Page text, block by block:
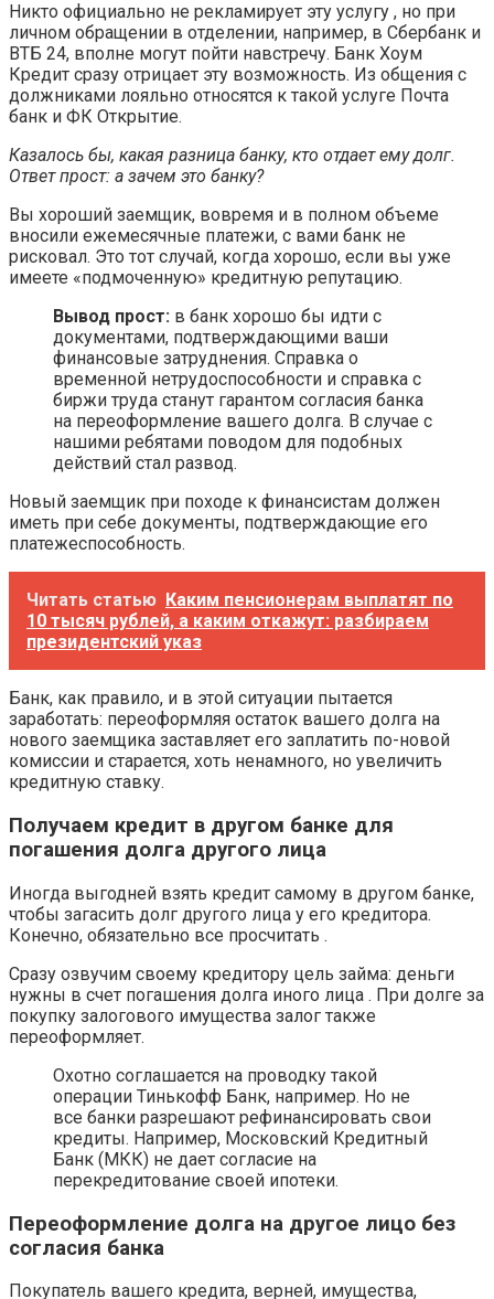
Никто официально не рекламирует эту услугу , но при
личном обращении в отделении, например, в Сбербанк и
ВТБ 24, вполне могут пойти навстречу. Банк Хоум
Кредит сразу отрицает эту возможность. Из общения с
должниками лояльно относятся к такой услуге Почта
банк и ФК Открытие.
Казалось бы, какая разница банку, кто отдает ему долг.
Ответ прост: а зачем это банку?
Вы хороший заемщик, вовремя и в полном объеме
вносили ежемесячные платежи, с вами банк не
рисковал. Это тот случай, когда хорошо, если вы уже
имеете «подмоченную» кредитную репутацию.
Вывод прост: в банк хорошо бы идти с
документами, подтверждающими ваши
финансовые затруднения. Справка о
временной нетрудоспособности и справка с
биржи труда станут гарантом согласия банка
на переоформление вашего долга. В случае с
нашими ребятами поводом для подобных
действий стал развод.
Новый заемщик при походе к финансистам должен
иметь при себе документы, подтверждающие его
платежеспособность.
Читать статью Каким пенсионерам выплатят по
10 тысяч рублей, а каким откажут: разбираем
президентский указ
Банк, как правило, и в этой ситуации пытается
заработать: переоформляя остаток вашего долга на
нового заемщика заставляет его заплатить по-новой
комиссии и старается, хоть ненамного, но увеличить
кредитную ставку.
Получаем кредит в другом банке для
погашения долга другого лица
Иногда выгодней взять кредит самому в другом банке,
чтобы загасить долг другого лица у его кредитора.
Конечно, обязательно все просчитать .
Сразу озвучим своему кредитору цель займа: деньги
нужны в счет погашения долга иного лица . При долге за
покупку залогового имущества залог также
переоформляет.
Охотно соглашается на проводку такой
операции Тинькофф Банк, например. Но не
все банки разрешают рефинансировать свои
кредиты. Например, Московский Кредитный
Банк (МКК) не дает согласие на
перекредитование своей ипотеки.
Переоформление долга на другое лицо без
согласия банка
Покупатель вашего кредита, верней, имущества,